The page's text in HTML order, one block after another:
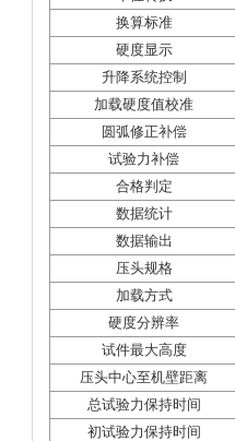
换算标准
硬度显示
升降系统控制
加载硬度值校准
圆弧修正补偿
试验力补偿
合格判定
数据统计
数据输出
压头规格
加载方式
硬度分辨率
试件最大高度
压头中心至机壁距离
总试验力保持时间
初试验力保持时间